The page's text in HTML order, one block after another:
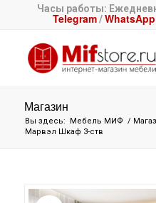
Часы работы:
Telegram/WhatsApp
Магазин
Вы здесь: Мебель МИФ /
Марвэл Шкаф 3-ств